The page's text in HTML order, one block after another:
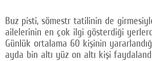
Buz pisti, sömestr tatilinin de
ailelerinin en çok ilgi gösterdiği
Günlük ortalama 60 kişinin
ayda bin altı yüz on altı kişi